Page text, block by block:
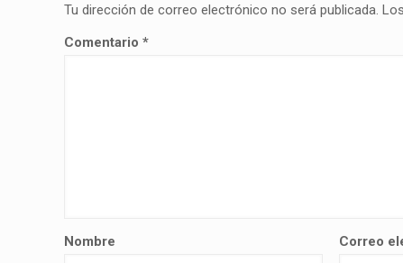
Tu dirección de correo electrónico no será publicada.
Comentario*
Nombre Correo